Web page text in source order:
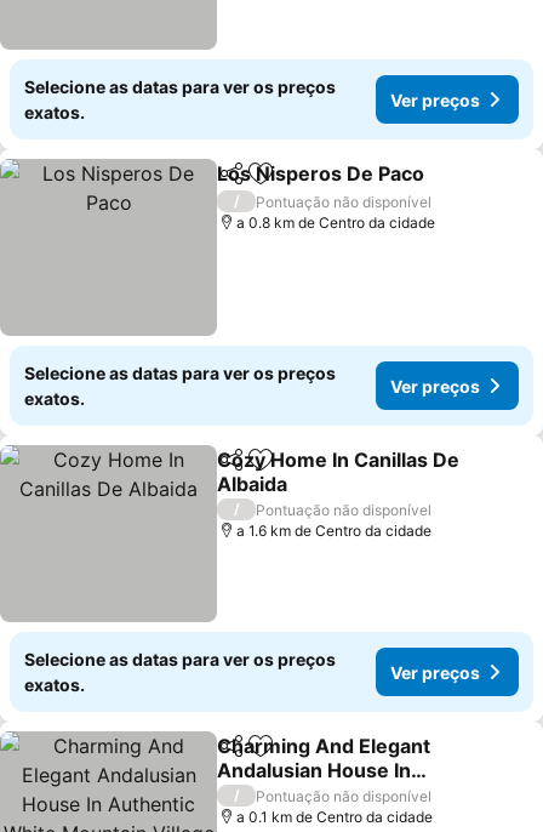
Selecione as datas para ver os preços
exatos.
Ver preços
PartilharAdicionar aos favoritos
Los Nisperos De Paco
/
Pontuação não disponível
a 0.8 km de Centro da cidade
Selecione as datas para ver os preços
exatos.
Ver preços
PartilharAdicionar aos favoritos
Cozy Home In Canillas De
Albaida
/
Pontuação não disponível
a 1.6 km de Centro da cidade
Selecione as datas para ver os preços
exatos.
Ver preços
PartilharAdicionar aos favoritos
Charming And Elegant
Andalusian House In
Authentic White
Mountain Village
/
Pontuação não disponível
a 0.1 km de Centro da cidade